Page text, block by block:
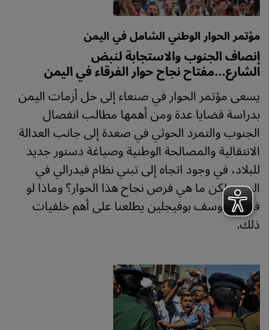
مؤتمر الحوار الوطني الشامل في اليمن
إنصاف الجنوب والاستجابة لنبض
الشارع...مفتاح نجاح حوار الفرقاء في اليمن
يسعى مؤتمر الحوار في صنعاء إلى حل أزمات اليمن
بدراسة قضايا عدة ومن أهمها مطالب انفصال
الجنوب والتمرد الحوثي في صعدة إلى جانب العدالة
الانتقالية والمصالحة الوطنية وصياغة دستور جديد
للبلاد، في وجود اتجاه إلى تبني نظام فيدرالي في
اليمن. لكن ما هي فرص نجاح هذا الحوار؟ وماذا لو
فشل؟ يوسف بوفيجلين يطلعنا على أهم خلفيات
ذلك.